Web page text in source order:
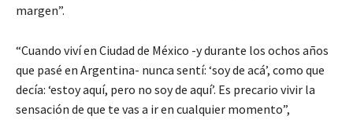
margen”.
“Cuando viví en Ciudad de México -y durante los ochos años
que pasé en Argentina- nunca sentí: ‘soy de acá’, como que
decía: ‘estoy aquí, pero no soy de aquí’. Es precario vivir la
sensación de que te vas a ir en cualquier momento”,